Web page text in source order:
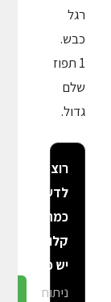
רגל
כבש.
1 תפוז
שלם
גדול.
רוצה
לדעת
כמה
קלוריות
יש פה?
ניתוח